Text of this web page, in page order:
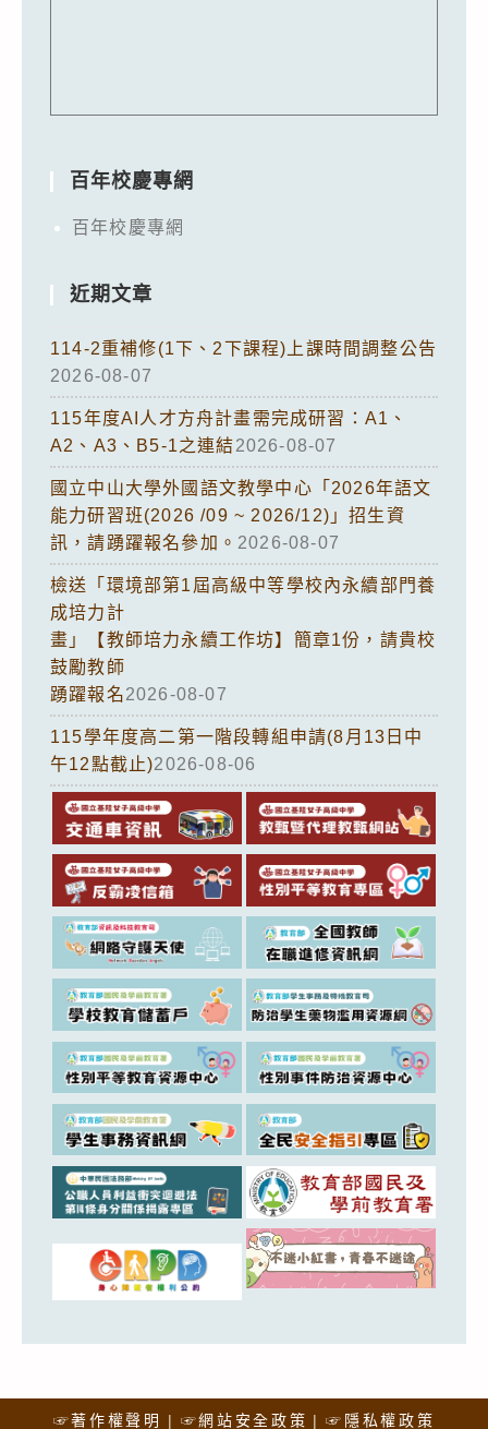
百年校慶專網
百年校慶專網
近期文章
114-2重補修(1下、2下課程)上課時間調整公告
2026-08-07
115年度AI人才方舟計畫需完成研習：A1、
A2、A3、B5-1之連結2026-08-07
國立中山大學外國語文教學中心「2026年語文
能力研習班(2026 /09 ~ 2026/12)」招生資
訊，請踴躍報名參加。 2026-08-07
檢送「環境部第1屆高級中等學校內永續部門養
成培力計
畫」【教師培力永續工作坊】簡章1份，請貴校
鼓勵教師
踴躍報名2026-08-07
115學年度高二第一階段轉組申請(8月13日中
午12點截止)2026-08-06
☞著作權聲明 ☞網站安全政策 ☞隱私權政策